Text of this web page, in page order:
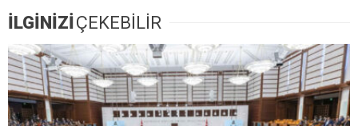
İLGİNİZİÇEKEBİLİR